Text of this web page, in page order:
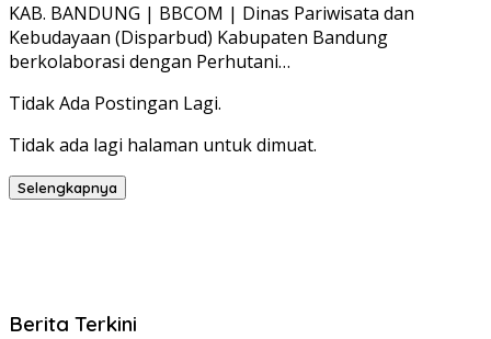
KAB. BANDUNG | BBCOM | Dinas Pariwisata dan
Kebudayaan (Disparbud) Kabupaten Bandung
berkolaborasi dengan Perhutani…
Tidak Ada Postingan Lagi.
Tidak ada lagi halaman untuk dimuat.
Selengkapnya
Berita Terkini